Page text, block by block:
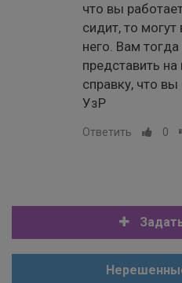
что вы
сидит, то
него. Вам
представить
справку, что вы
УзР
Ответить 0